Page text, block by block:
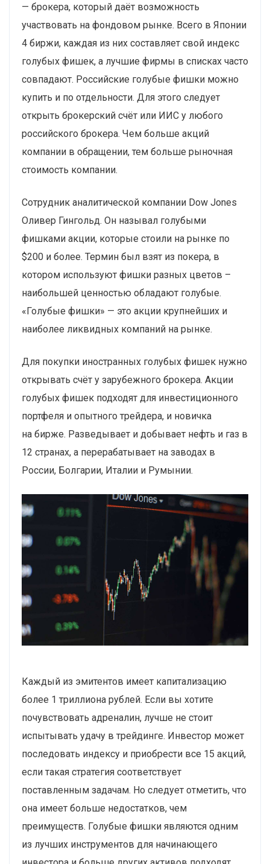
— брокера, который даёт возможность
участвовать на фондовом рынке. Всего в Японии
4 биржи, каждая из них составляет свой индекс
голубых фишек, а лучшие фирмы в списках часто
совпадают. Российские голубые фишки можно
купить и по отдельности. Для этого следует
открыть брокерский счёт или ИИС у любого
российского брокера. Чем больше акций
компании в обращении, тем больше рыночная
стоимость компании.
Сотрудник аналитической компании Dow Jones
Оливер Гингольд. Он называл голубыми
фишками акции, которые стоили на рынке по
$200 и более. Термин был взят из покера, в
котором используют фишки разных цветов –
наибольшей ценностью обладают голубые.
«Голубые фишки» — это акции крупнейших и
наиболее ликвидных компаний на рынке.
Для покупки иностранных голубых фишек нужно
открывать счёт у зарубежного брокера. Акции
голубых фишек подходят для инвестиционного
портфеля и опытного трейдера, и новичка
на бирже. Разведывает и добывает нефть и газ в
12 странах, а перерабатывает на заводах в
России, Болгарии, Италии и Румынии.
Каждый из эмитентов имеет капитализацию
более 1 триллиона рублей. Если вы хотите
почувствовать адреналин, лучше не стоит
испытывать удачу в трейдинге. Инвестор может
последовать индексу и приобрести все 15 акций,
если такая стратегия соответствует
поставленным задачам. Но следует отметить, что
она имеет больше недостатков, чем
преимуществ. Голубые фишки являются одним
из лучших инструментов для начинающего